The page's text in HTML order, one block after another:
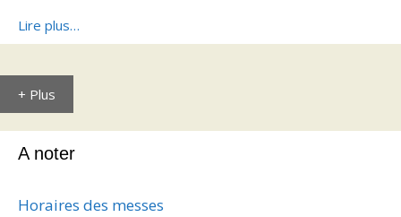
Lire plus…
+ Plus
A noter
Horaires des messes